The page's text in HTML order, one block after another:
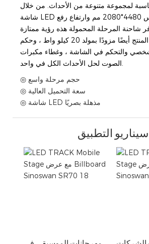
لمجموعة متنوعة من الأحداث. من خلال
شاشة LED عالية الدقة بقياس 4480*2080 مم وارتفاع رفع
توفر شاحنة المرحلة المحمولة هذه رؤية ممتازة
وتنوع. يأتي المنتج أيضًا مزودًا بمولد 20 كيلو واط ، وحكم
والتحكم في الشاشة ، وغطاء مكبرات
الصوت لحل الأحداث الكل في واحد.
◎ حجم مرحلة واسع
◎ سعة التحميل العالية
◎ شاشة LED مذهلة بصريًا
سيناريو التطبيق